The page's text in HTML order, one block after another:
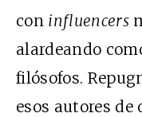
con influencers
alardeando
filósofos.
esos autores de